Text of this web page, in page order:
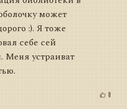
может
:). Я тоже
себе сей
Меня устраиват
0